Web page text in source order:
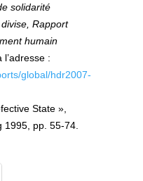
solidarité
Rapport
humain
l’adresse :
global/hdr2007-
State »,
1995, pp. 55-74.